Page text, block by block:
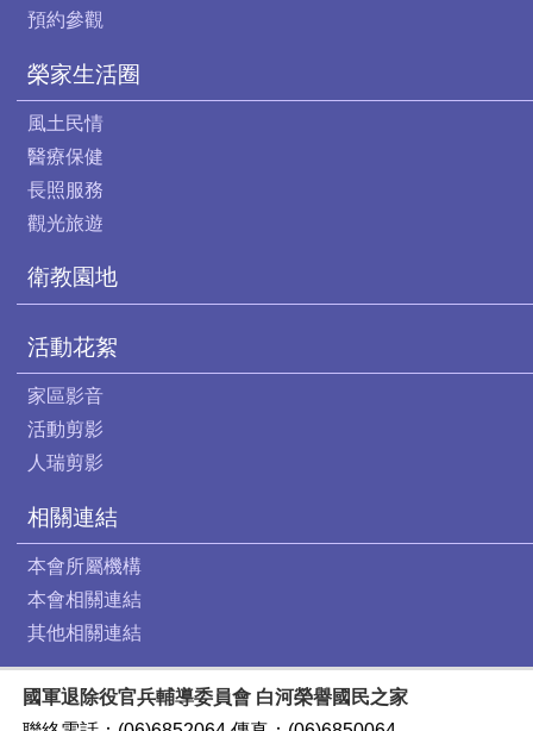
預約參觀
榮家生活圈
風土民情
醫療保健
長照服務
觀光旅遊
衛教園地
活動花絮
家區影音
活動剪影
人瑞剪影
相關連結
本會所屬機構
本會相關連結
其他相關連結
國軍退除役官兵輔導委員會 白河榮譽國民之家